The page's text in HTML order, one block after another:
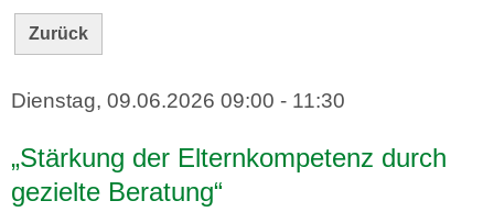
Zurück
Dienstag, 09.06.2026 09:00 - 11:30
„Stärkung der Elternkompetenz durch
gezielte Beratung“